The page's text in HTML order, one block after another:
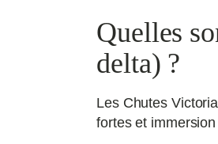
Quelles
delta) ?
Les Chutes
fortes et